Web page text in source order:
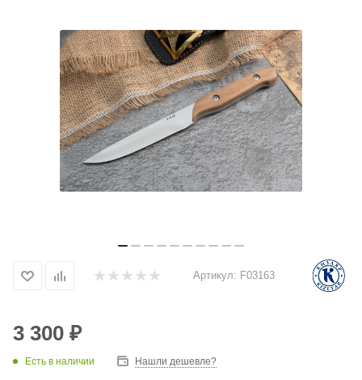
Артикул: F03163
3 300 ₽
Есть в наличии Нашли дешевле?